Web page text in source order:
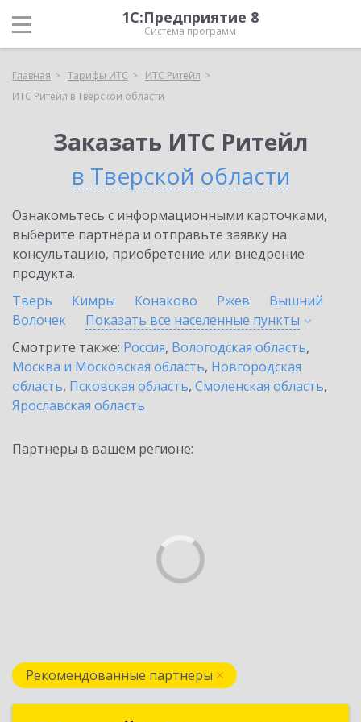
1С:Предприятие 8
Система программ
Главная Тарифы ИТС
ИТС Ритейл
ИТС Ритейл в Тверской области
Заказать ИТС Ритейл
в Тверской области
Ознакомьтесь с информационными карточками,
выберите партнёра и отправьте заявку на
консультацию, приобретение или внедрение
продукта.
Тверь
Кимры Конаково Ржев
Вышний
Волочек
Показать все населенные пункты
Смотрите также: Россия, Вологодская область,
Москва и Московская область, Новгородская
область, Псковская область, Смоленская область,
Ярославская область
Партнеры в вашем регионе:
Рекомендованные партнеры